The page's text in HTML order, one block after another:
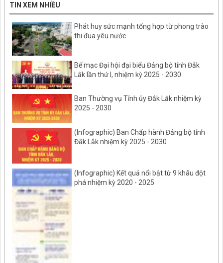
TIN XEM NHIỀU
Phát huy sức mạnh tổng hợp từ phong trào
thi đua yêu nước
Bế mạc Đại hội đại biểu Đảng bộ tỉnh Đắk
Lắk lần thứ I, nhiệm kỳ 2025 - 2030
Ban Thường vụ Tỉnh ủy Đắk Lắk nhiệm kỳ
2025 - 2030
(Infographic) Ban Chấp hành Đảng bộ tỉnh
Đắk Lắk nhiệm kỳ 2025 - 2030
(Infographic) Kết quả nổi bật từ 9 khâu đột
phá nhiệm kỳ 2020 - 2025